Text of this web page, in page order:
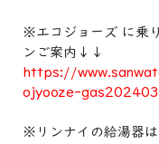
※エコジョーズ に乗
ンご案内↓↓
https://
ojyooze-
※リンナイの給湯器